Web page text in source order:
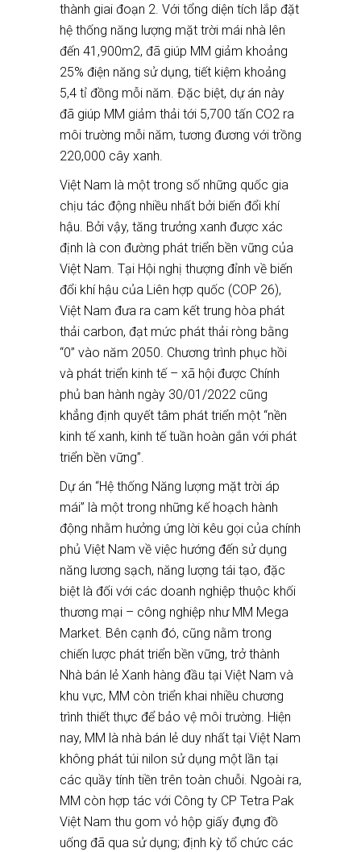
thành giai đoạn 2. Với tổng diện tích lắp đặt
hệ thống năng lượng mặt trời mái nhà lên
đến 41,900m2, đã giúp MM giảm khoảng
25% điện năng sử dụng, tiết kiệm khoảng
5,4 tỉ đồng mỗi năm. Đặc biệt, dự án này
đã giúp MM giảm thải tới 5,700 tấn CO2 ra
môi trường mỗi năm, tương đương với trồng
220,000 cây xanh.
Việt Nam là một trong số những quốc gia
chịu tác động nhiều nhất bởi biến đổi khí
hậu. Bởi vậy, tăng trưởng xanh được xác
định là con đường phát triển bền vững của
Việt Nam. Tại Hội nghị thượng đỉnh về biến
đổi khí hậu của Liên hợp quốc (COP 26),
Việt Nam đưa ra cam kết trung hòa phát
thải carbon, đạt mức phát thải ròng bằng
“0” vào năm 2050. Chương trình phục hồi
và phát triển kinh tế – xã hội được Chính
phủ ban hành ngày 30/01/2022 cũng
khẳng định quyết tâm phát triển một “nền
kinh tế xanh, kinh tế tuần hoàn gắn với phát
triển bền vững”.
Dự án “Hệ thống Năng lượng mặt trời áp
mái” là một trong những kế hoạch hành
động nhằm hưởng ứng lời kêu gọi của chính
phủ Việt Nam về việc hướng đến sử dụng
năng lương sạch, năng lượng tái tạo, đặc
biệt là đối với các doanh nghiệp thuộc khối
thương mại – công nghiệp như MM Mega
Market. Bên cạnh đó, cũng nằm trong
chiến lược phát triển bền vững, trở thành
Nhà bán lẻ Xanh hàng đầu tại Việt Nam và
khu vực, MM còn triển khai nhiều chương
trình thiết thực để bảo vệ môi trường. Hiện
nay, MM là nhà bán lẻ duy nhất tại Việt Nam
không phát túi nilon sử dụng một lần tại
các quầy tính tiền trên toàn chuỗi. Ngoài ra,
MM còn hợp tác với Công ty CP Tetra Pak
Việt Nam thu gom vỏ hộp giấy đựng đồ
uống đã qua sử dụng; định kỳ tổ chức các